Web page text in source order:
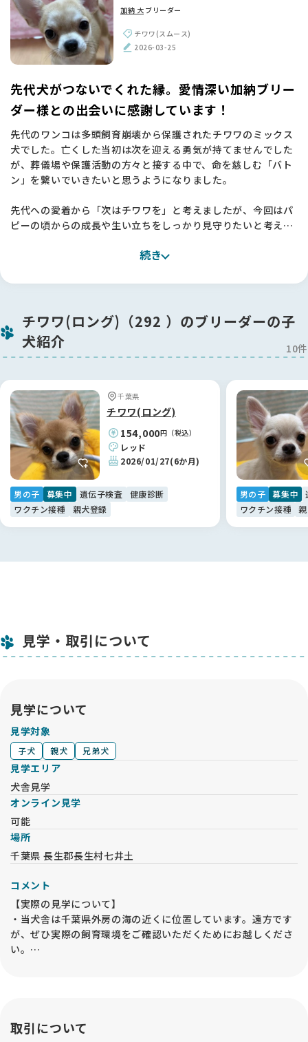
加納 大 ブリーダー
チワワ(スムース)
2026-03-25
先代犬がつないでくれた縁。愛情深い加納ブリー
ダー様との出会いに感謝しています！
先代のワンコは多頭飼育崩壊から保護されたチワワのミックス
犬でした。亡くした当初は次を迎える勇気が持てませんでした
が、葬儀場や保護活動の方々と接する中で、命を慈しむ「バト
ン」を繋いでいきたいと思うようになりました。
先代への愛着から「次はチワワを」と考えましたが、今回はパ
ピーの頃からの成長や生い立ちをしっかり見守りたいと考え、
関西圏では理想のスムースコートチワワになかなか出会えず、
直感で「この子だ！」と確信しました🐶
加納さんは、お迎えにあたってのルールなど、最初は「少し厳
しいのかな？」と緊張しましたが、すべては子犬への深い愛情
ゆえ。理由を聞けば納得することばかりで、初めてのパピーを
飼育する私にとって、細かく相談に乗っていただける体制は本
当に心強いです。
「甘やかしすぎだよ」と正直にアドバイスをいただける関係に
なれたことも、加納さんの真摯なお人柄のおかげだと感謝して
います。✨
【BreederFamiliesへ】
加納ブリーダー様との素敵なご縁を繋いでくれたのが、
BreederFamiliesでした！Instagramのリールがきっかけでし
たが、サイトの「健全なブリーディング」への姿勢にとても安
心感を覚えました。
特に助かったのは、BreederFamiliesの方とLINEで直接繋がれ
ブリーダーさん本人には少し聞きにくいような細かな質問も、
る素晴らしいプラットフォームです！利用して本当に良かった
です。🐾
続き
チワワ(ロング)（292 ）のブリーダーの子
犬紹介
10件
千葉県
チワワ(ロング)
154,000円（税込）
レッド
2026/01/27(6か月)
男の子 募集中 遺伝子検査
健康診断
ワクチン接種
親犬登録
男の子 募集中
ワクチン接種
見学・取引について
見学について
見学対象
子犬 親犬 兄弟犬
見学エリア
犬舎見学
オンライン見学
可能
場所
千葉県 長生郡長生村七井土
コメント
【実際の見学について】
・当犬舎は千葉県外房の海の近くに位置しています。遠方です
が、ぜひ実際の飼育環境をご確認いただくためにお越しくださ
い。
ご覧いただけます。
取引について